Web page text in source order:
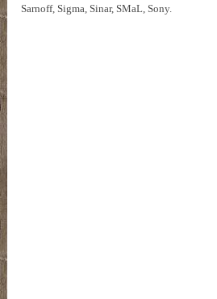
Sarnoff, Sigma, Sinar, SMaL, Sony.